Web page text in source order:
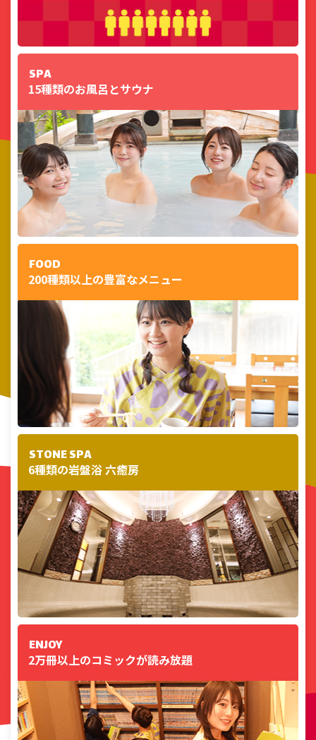
SPA
15種類のお風呂とサウナ
FOOD
200種類以上の豊富なメニュー
STONE SPA
6種類の岩盤浴 六癒房
ENJOY
2万冊以上のコミックが読み放題